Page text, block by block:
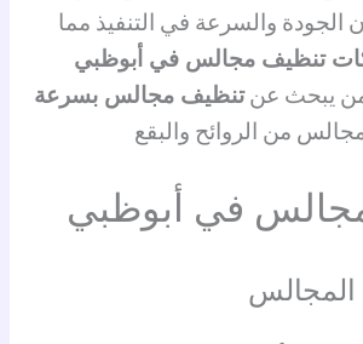
الجودة والسرعة في التنفيذ مما
تنظيف مجالس في أبوظبي
من يبحث عنتنظيف مجالس بسرعة
من الروائح والبقع
في أبوظبي
المجالس